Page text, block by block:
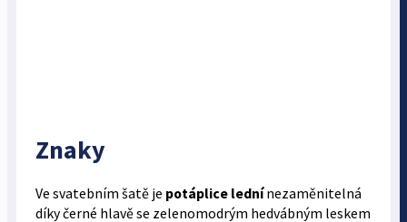
Znaky
Ve svatebním šatě je potáplice lednínezaměnitelná
díky černé hlavě se zelenomodrým hedvábným leskem